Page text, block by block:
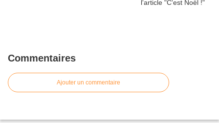
Commentaires
Ajouter un commentaire